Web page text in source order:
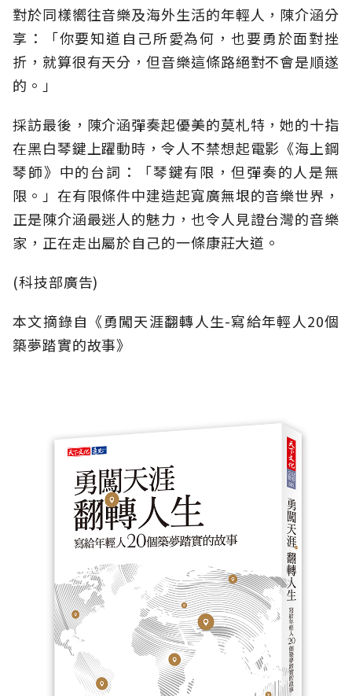
對於同樣嚮往音樂及海外生活的年輕人，陳介涵分
享：「你要知道自己所愛為何，也要勇於面對挫
折，就算很有天分，但音樂這條路絕對不會是順遂
的。」
採訪最後，陳介涵彈奏起優美的莫札特，她的十指
在黑白琴鍵上躍動時，令人不禁想起電影《海上鋼
琴師》中的台詞：「琴鍵有限，但彈奏的人是無
限。」在有限條件中建造起寬廣無垠的音樂世界，
正是陳介涵最迷人的魅力，也令人見證台灣的音樂
家，正在走出屬於自己的一條康莊大道。
(科技部廣告)
本文摘錄自《勇闖天涯翻轉人生-寫給年輕人20個
築夢踏實的故事》